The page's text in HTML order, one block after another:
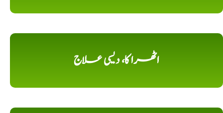
اٹھرا کا، دیسی علاج